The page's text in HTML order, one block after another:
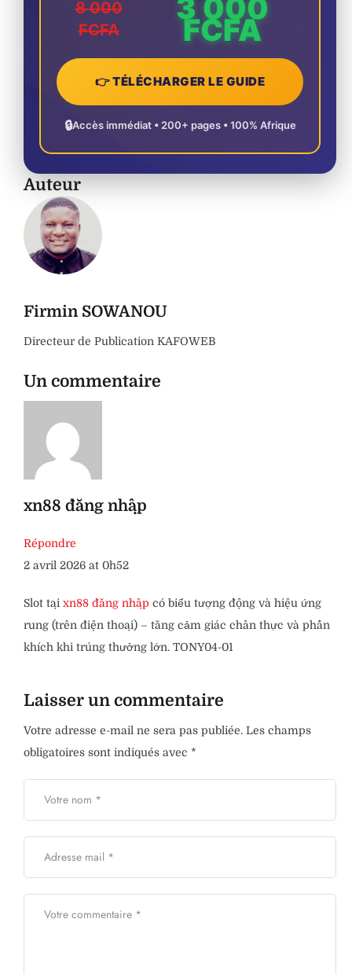
8 000
FCFA
3 000
FCFA
👉 TÉLÉCHARGER LE GUIDE
🔒Accès immédiat • 200+ pages • 100% Afrique
Auteur
Firmin SOWANOU
Directeur de Publication KAFOWEB
Un commentaire
xn88 đăng nhập
Répondre
2 avril 2026 at 0h52
Slot tại xn88 đăng nhập có biểu tượng động và hiệu ứng
rung (trên điện thoại) – tăng cảm giác chân thực và phấn
khích khi trúng thưởng lớn. TONY04-01
Laisser un commentaire
Votre adresse e-mail ne sera pas publiée. Les champs
obligatoires sont indiqués avec *